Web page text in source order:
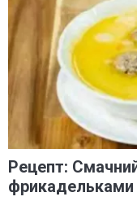
Рецепт:
фрикадельками